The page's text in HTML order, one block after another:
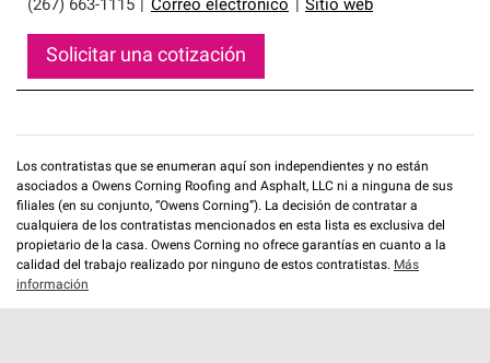
(267) 663-1115 Correo electrónico Sitio web
Solicitar una cotización
Los contratistas que se enumeran aquí son independientes y no están
asociados a Owens Corning Roofing and Asphalt, LLC ni a ninguna de sus
filiales (en su conjunto, “Owens Corning”). La decisión de contratar a
cualquiera de los contratistas mencionados en esta lista es exclusiva del
propietario de la casa. Owens Corning no ofrece garantías en cuanto a la
calidad del trabajo realizado por ninguno de estos contratistas. Más
información